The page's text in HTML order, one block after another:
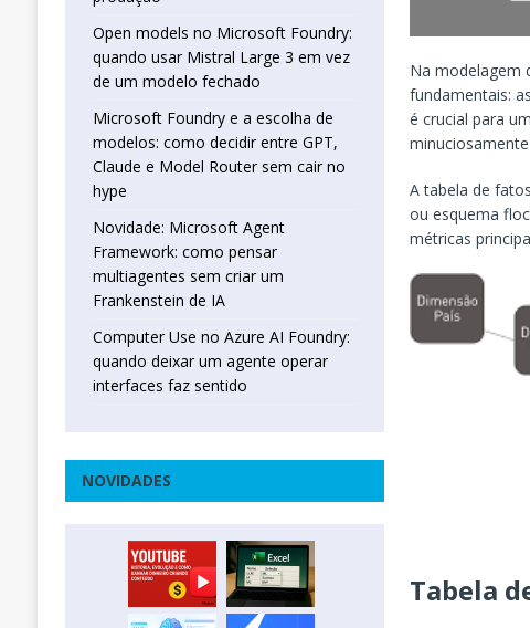
Na modelagem
fundamentais:
é crucial para
A tabela de
ou esquema
métricas
Tabela
Open models no Microsoft Foundry:
quando usar Mistral Large 3 em vez
de um modelo fechado
Microsoft Foundry e a escolha de
modelos: como decidir entre GPT,
Claude e Model Router sem cair no
hype
Novidade: Microsoft Agent
Framework: como pensar
multiagentes sem criar um
Frankenstein de IA
Computer Use no Azure AI Foundry:
quando deixar um agente operar
interfaces faz sentido
NOVIDADES